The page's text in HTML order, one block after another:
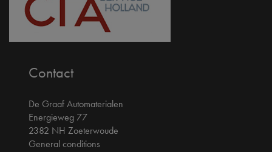
Contact
De Graaf Automaterialen
Energieweg 77
2382 NH Zoeterwoude
General conditions